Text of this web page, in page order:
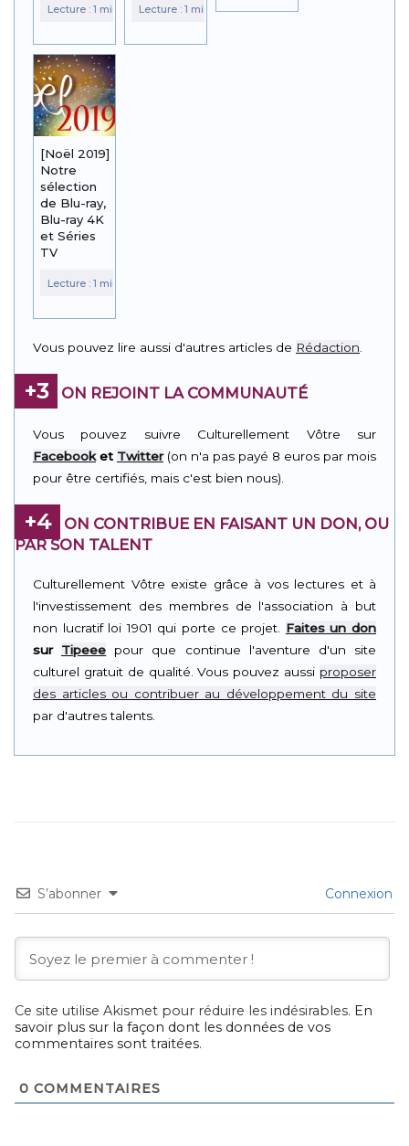
[Noël 2019]
Notre
sélection
de Blu-ray,
Blu-ray 4K
et Séries
TV
Vous pouvez lire aussi d'autres articles de Rédaction
+3 ON REJOINT LA COMMUNAUTÉ
Vous pouvez suivre Culturellement Vôtre sur
Facebooket Twitter(on n'a pas payé 8 euros par mois
pour être certifiés, mais c'est bien nous).
+4
ON CONTRIBUE EN FAISANT UN DON, OU
PAR SON TALENT
Culturellement Vôtre existe grâce à vos lectures et à
l'investissement des membres de l'association à but
non lucratif loi 1901 qui porte ce projet. Faites un don
sur Tipeee pour que continue l'aventure d'un site
culturel gratuit de qualité. Vous pouvez aussi proposer
des articles ou contribuer au développement du site
par d'autres talents.
S’abonner Connexion
Ce site utilise Akismet pour réduire les indésirables. En
savoir plus sur la façon dont les données de vos
commentaires sont traitées.
0 COMMENTAIRES